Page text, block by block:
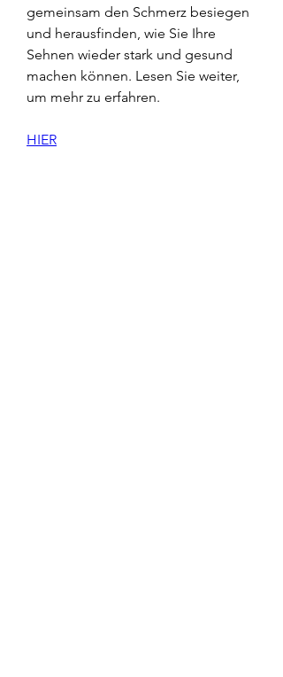
gemeinsam den Schmerz besiegen
und herausfinden, wie Sie Ihre
Sehnen wieder stark und gesund
machen können. Lesen Sie weiter,
um mehr zu erfahren.
HIER